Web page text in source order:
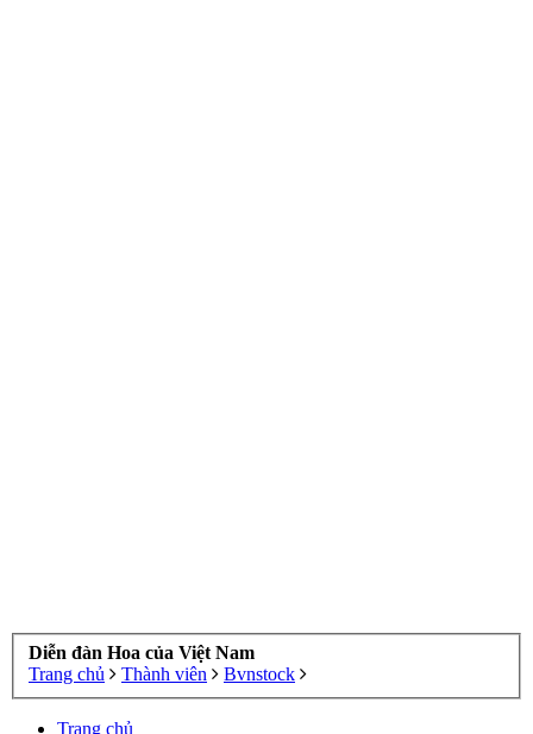
Diễn đàn Hoa của Việt Nam
Trang chủ
Thành viên Bvnstock
Trang chủ